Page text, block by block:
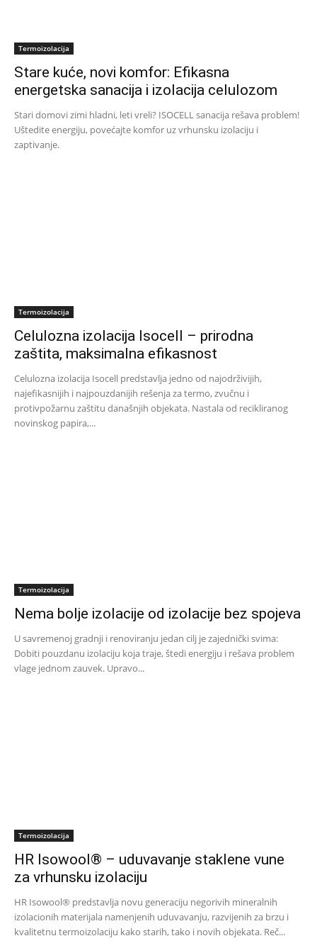
Termoizolacija
Stare kuće, novi komfor: Efikasna
energetska sanacija i izolacija celulozom
Stari domovi zimi hladni, leti vreli? ISOCELL sanacija rešava problem!
Uštedite energiju, povećajte komfor uz vrhunsku izolaciju i
zaptivanje.
Termoizolacija
Celulozna izolacija Isocell – prirodna
zaštita, maksimalna efikasnost
Celulozna izolacija Isocell predstavlja jedno od najodrživijih,
najefikasnijih i najpouzdanijih rešenja za termo, zvučnu i
protivpožarnu zaštitu današnjih objekata. Nastala od recikliranog
novinskog papira,...
Termoizolacija
Nema bolje izolacije od izolacije bez spojeva
U savremenoj gradnji i renoviranju jedan cilj je zajednički svima:
Dobiti pouzdanu izolaciju koja traje, štedi energiju i rešava problem
vlage jednom zauvek. Upravo...
Termoizolacija
HR Isowool® – uduvavanje staklene vune
za vrhunsku izolaciju
HR Isowool® predstavlja novu generaciju negorivih mineralnih
izolacionih materijala namenjenih uduvavanju, razvijenih za brzu i
kvalitetnu termoizolaciju kako starih, tako i novih objekata. Reč...